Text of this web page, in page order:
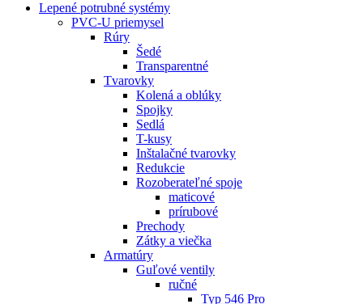
Lepené potrubné systémy
PVC-U priemysel
Rúry
Šedé
Transparentné
Tvarovky
Kolená a oblúky
Spojky
Sedlá
T-kusy
Inštalačné tvarovky
Redukcie
Rozoberateľné spoje
maticové
prírubové
Prechody
Zátky a viečka
Armatúry
Guľové ventily
ručné
Typ 546 Pro